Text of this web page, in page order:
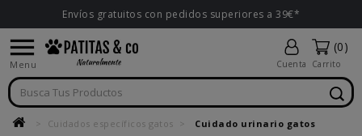
Envíos gratuitos con pedidos superiores a 39€*

Menu Cuenta
(0)
Carrito
Cuidados específicos gatos Cuidado urinario gatos